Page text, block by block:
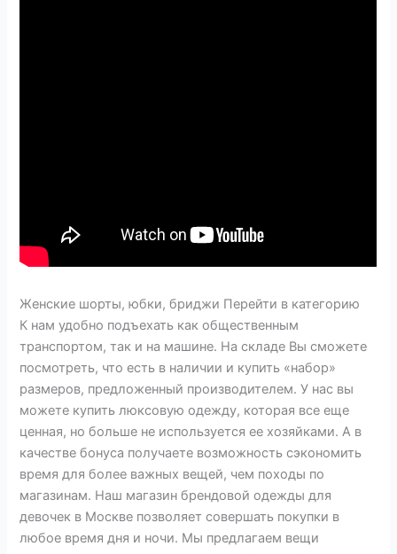
Женские шорты, юбки, бриджи Перейти в категорию
К нам удобно подъехать как общественным
транспортом, так и на машине. На складе Вы сможете
посмотреть, что есть в наличии и купить «набор»
размеров, предложенный производителем. У нас вы
можете купить люксовую одежду, которая все еще
ценная, но больше не используется ее хозяйками. А в
качестве бонуса получаете возможность сэкономить
время для более важных вещей, чем походы по
магазинам. Наш магазин брендовой одежды для
девочек в Москве позволяет совершать покупки в
любое время дня и ночи. Мы предлагаем вещи